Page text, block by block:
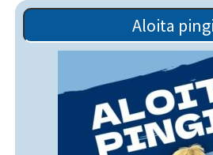
Aloita